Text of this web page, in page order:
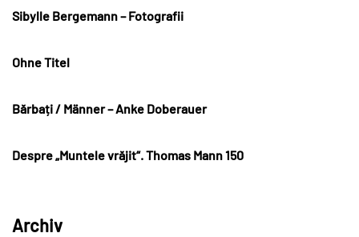
Sibylle Bergemann – Fotografii
Ohne Titel
Bărbați / Männer – Anke Doberauer
Despre „Muntele vrăjit“. Thomas Mann 150
Archiv